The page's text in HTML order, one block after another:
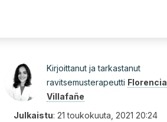
Kirjoittanut ja tarkastanut
ravitsemusterapeutti Florencia
Villafañe
Julkaistu: 21 toukokuuta, 2021 20:24